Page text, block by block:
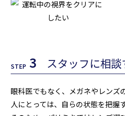
STEP 3 スタッフに相談
眼科医でもなく、メガネやレンズ
人にとっては、自らの状態を把握